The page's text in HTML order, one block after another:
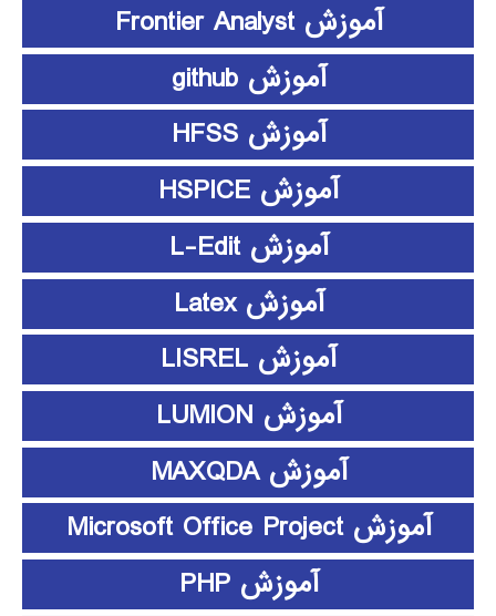
آموزش Frontier Analyst
آموزش github
آموزش HFSS
آموزش HSPICE
آموزش L-Edit
آموزش Latex
آموزش LISREL
آموزش LUMION
آموزش MAXQDA
آموزش Microsoft Office Project
آموزش PHP